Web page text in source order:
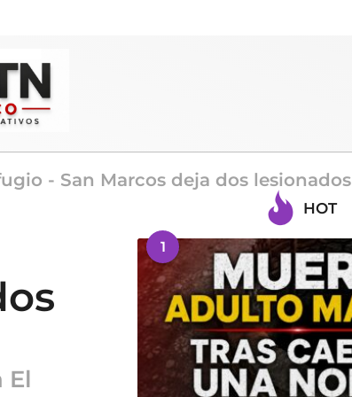
- San Marcos deja dos lesionados
El
HOT
1